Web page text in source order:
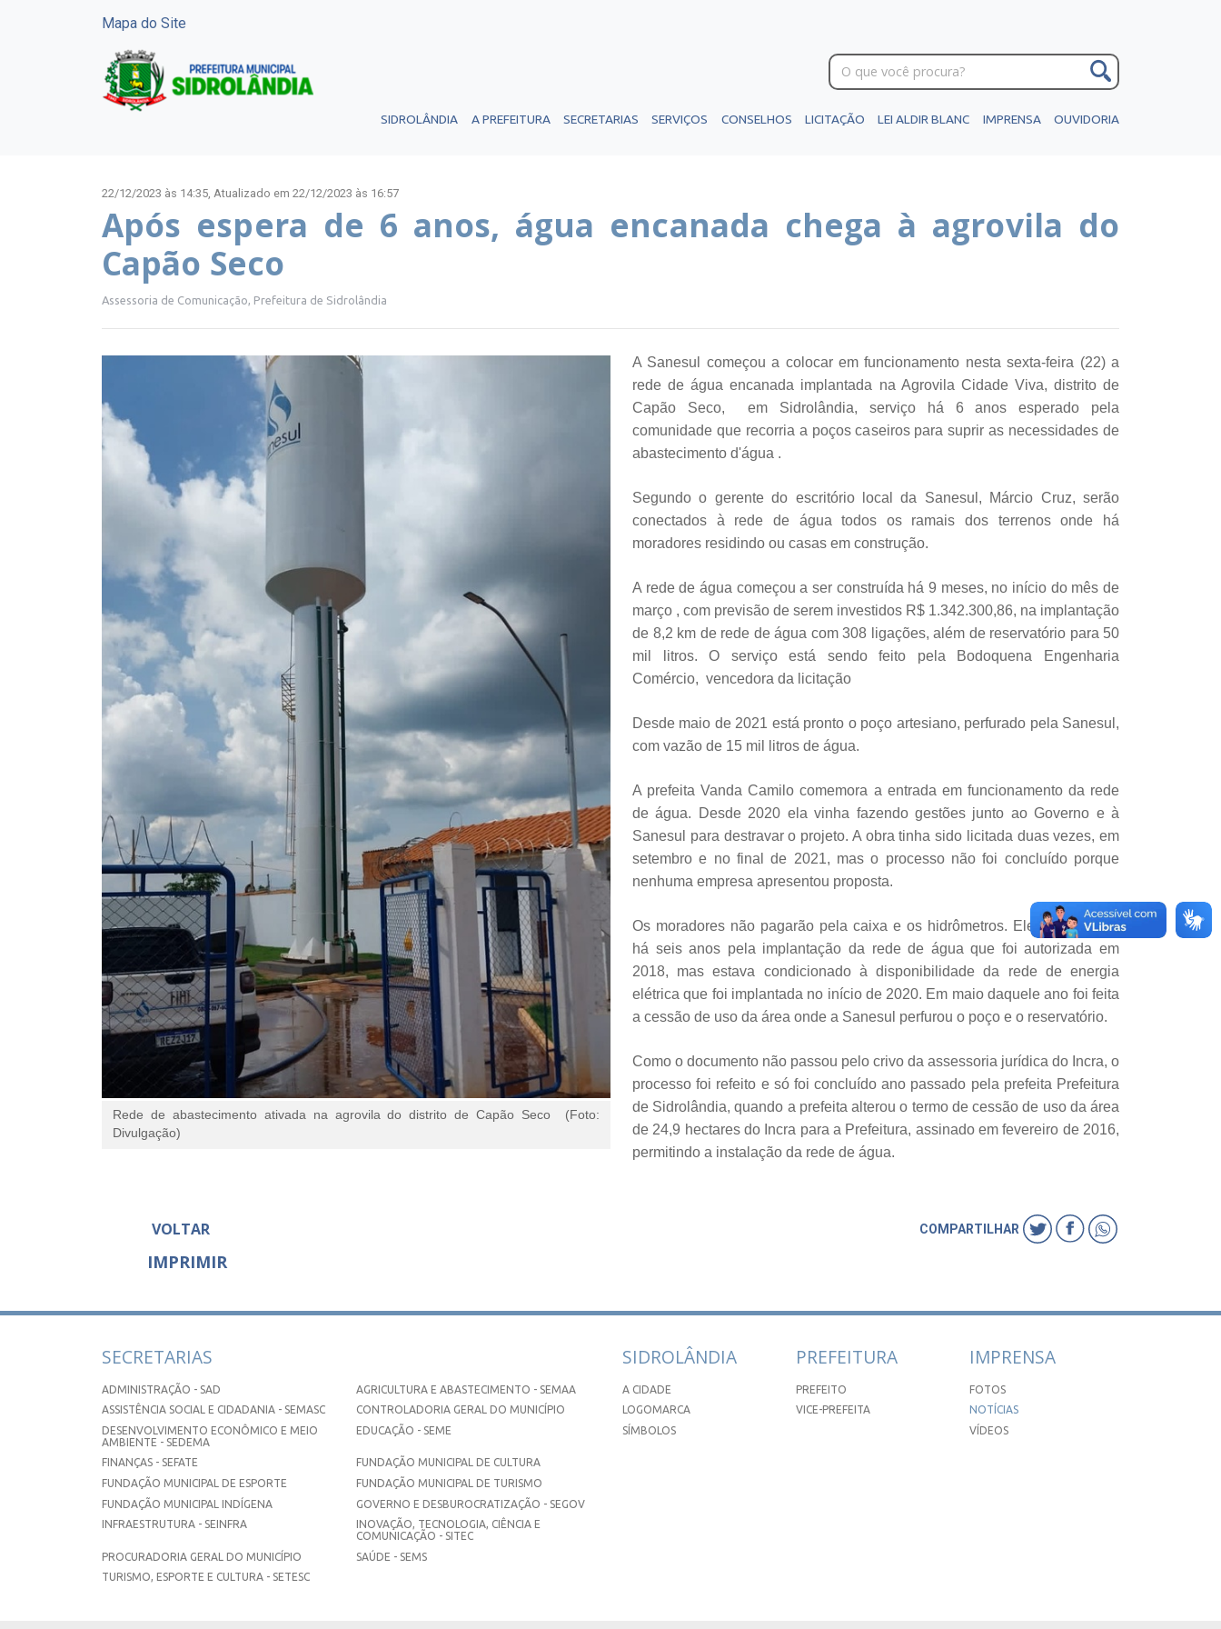
Mapa do Site
SIDROLÂNDIA A PREFEITURA SECRETARIAS SERVIÇOS CONSELHOS LICITAÇÃO LEI ALDIR BLANC IMPRENSA OUVIDORIA
22/12/2023 às 14:35, Atualizado em 22/12/2023 às 16:57
Após espera de 6 anos, água encanada chega à agrovila do
Capão Seco
Assessoria de Comunicação, Prefeitura de Sidrolândia
Rede de abastecimento ativada na agrovila do distrito de Capão Seco (Foto:
Divulgação)
A Sanesul começou a colocar em funcionamento nesta sexta-feira (22) a
rede de água encanada implantada na Agrovila Cidade Viva, distrito de
Capão Seco, em Sidrolândia, serviço há 6 anos esperado pela
comunidade que recorria a poços caseiros para suprir as necessidades de
abastecimento d'água .
Segundo o gerente do escritório local da Sanesul, Márcio Cruz, serão
conectados à rede de água todos os ramais dos terrenos onde há
moradores residindo ou casas em construção.
A rede de água começou a ser construída há 9 meses, no início do mês de
março , com previsão de serem investidos R$ 1.342.300,86, na implantação
de 8,2 km de rede de água com 308 ligações, além de reservatório para 50
mil litros. O serviço está sendo feito pela Bodoquena Engenharia
Comércio, vencedora da licitação
Desde maio de 2021 está pronto o poço artesiano, perfurado pela Sanesul,
com vazão de 15 mil litros de água.
A prefeita Vanda Camilo comemora a entrada em funcionamento da rede
de água. Desde 2020 ela vinha fazendo gestões junto ao Governo e à
Sanesul para destravar o projeto. A obra tinha sido licitada duas vezes, em
setembro e no final de 2021, mas o processo não foi concluído porque
nenhuma empresa apresentou proposta.
Os moradores não pagarão pela caixa e os hidrômetros. Eles esperavam
há seis anos pela implantação da rede de água que foi autorizada em
2018, mas estava condicionado à disponibilidade da rede de energia
elétrica que foi implantada no início de 2020. Em maio daquele ano foi feita
a cessão de uso da área onde a Sanesul perfurou o poço e o reservatório.
Como o documento não passou pelo crivo da assessoria jurídica do Incra, o
processo foi refeito e só foi concluído ano passado pela prefeita Prefeitura
de Sidrolândia, quando a prefeita alterou o termo de cessão de uso da área
de 24,9 hectares do Incra para a Prefeitura, assinado em fevereiro de 2016,
permitindo a instalação da rede de água.
VOLTAR
IMPRIMIR
COMPARTILHAR
SECRETARIAS
ADMINISTRAÇÃO - SAD
AGRICULTURA E ABASTECIMENTO - SEMAA
ASSISTÊNCIA SOCIAL E CIDADANIA - SEMASC
CONTROLADORIA GERAL DO MUNICÍPIO
DESENVOLVIMENTO ECONÔMICO E MEIO
AMBIENTE - SEDEMA
EDUCAÇÃO - SEME
FINANÇAS - SEFATE
FUNDAÇÃO MUNICIPAL DE CULTURA
FUNDAÇÃO MUNICIPAL DE ESPORTE
FUNDAÇÃO MUNICIPAL DE TURISMO
FUNDAÇÃO MUNICIPAL INDÍGENA
GOVERNO E DESBUROCRATIZAÇÃO - SEGOV
INFRAESTRUTURA - SEINFRA
INOVAÇÃO, TECNOLOGIA, CIÊNCIA E
COMUNICAÇÃO - SITEC
PROCURADORIA GERAL DO MUNICÍPIO
SAÚDE - SEMS
TURISMO, ESPORTE E CULTURA - SETESC
SIDROLÂNDIA
A CIDADE
LOGOMARCA
SÍMBOLOS
PREFEITURA
PREFEITO
VICE-PREFEITA
IMPRENSA
FOTOS
NOTÍCIAS
VÍDEOS